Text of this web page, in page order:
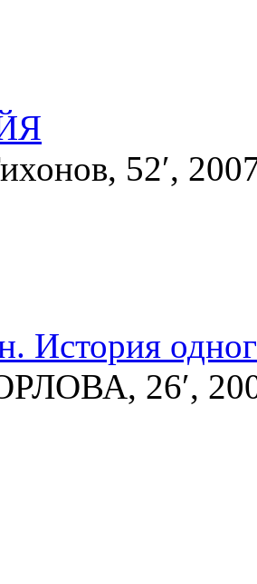
52′,
История
26′,